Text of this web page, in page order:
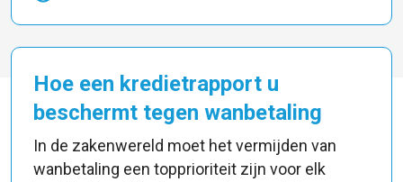
Hoe een kredietrapport u
beschermt tegen wanbetaling
In de zakenwereld moet het vermijden van
wanbetaling een topprioriteit zijn voor elk